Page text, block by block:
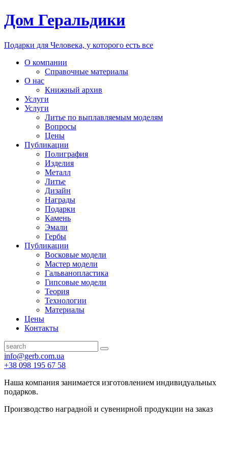
Дом Геральдики
Подарки для Человека, у которого есть все
О компании
Справочные материалы
О нас
Книжный архив
Услуги
Услуги
Литье по выплавляемым моделям
Вопросы
Цены
Публикации
Полиграфия
Изделия
Металл
Литье
Дизайн
Награды
Подарки
Камень
Эмали
Гербы
Публикации
Восковые модели
Мастер модели
Гальванопластика
Гипсовые модели
Теория
Технологии
Материалы
Цены
Контакты
info@gerb.com.ua
+38 098 195 67 58
Наша компания занимается изготовлением индивидуальных
подарков.
Производство наградной и сувенирной продукции на заказ